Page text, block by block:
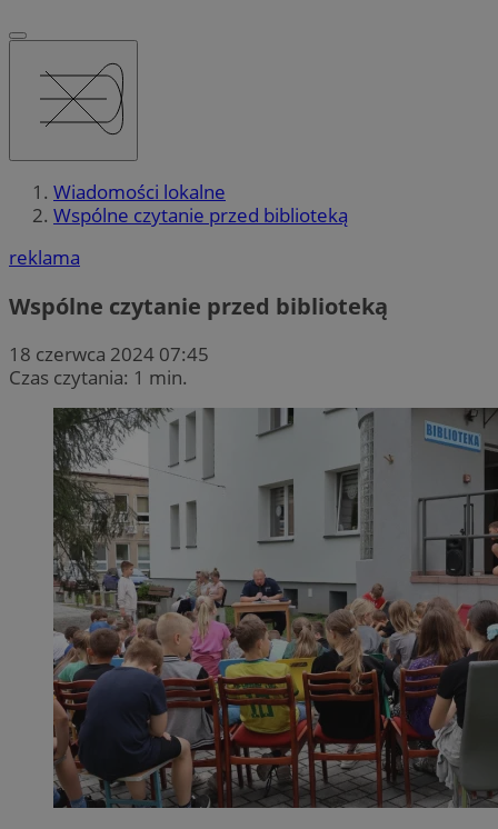
Wiadomości lokalne
Wspólne czytanie przed biblioteką
reklama
Wspólne czytanie przed biblioteką
18 czerwca 2024 07:45
Czas czytania: 1 min.